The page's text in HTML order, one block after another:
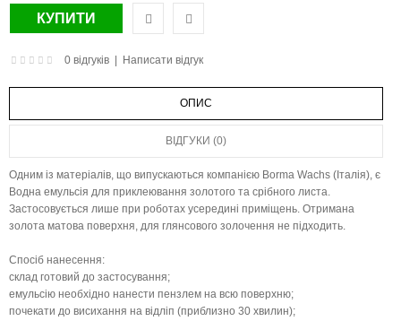
0 відгуків Написати відгук
ОПИС
ВІДГУКИ (0)
Одним із матеріалів, що випускаються компанією Borma Wachs (Італія), є
Водна емульсія для приклеювання золотого та срібного листа.
Застосовується лише при роботах усередині приміщень. Отримана
золота матова поверхня, для глянсового золочення не підходить.
Спосіб нанесення:
склад готовий до застосування;
емульсію необхідно нанести пензлем на всю поверхню;
почекати до висихання на відліп (приблизно 30 хвилин);